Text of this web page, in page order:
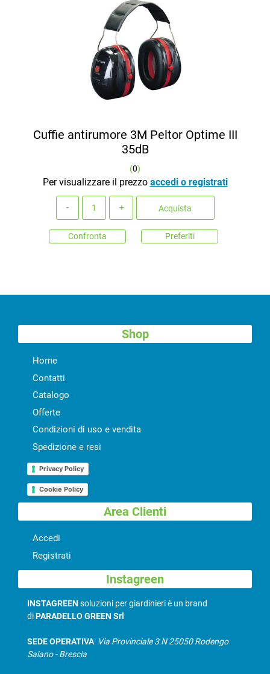
Cuffie antirumore 3M Peltor Optime III
35dB
(0)
Per visualizzare il prezzo accedi o registrati
Acquista
Confronta Preferiti
Shop
Home
Contatti
Catalogo
Offerte
Condizioni di uso e vendita
Spedizione e resi
Privacy Policy
Cookie Policy
Area Clienti
Accedi
Registrati
Instagreen
INSTAGREEN soluzioni per giardinieri è un brand
diPARADELLO GREEN Srl
SEDE OPERATIVA: Via Provinciale 3 N 25050 Rodengo
Saiano - Brescia